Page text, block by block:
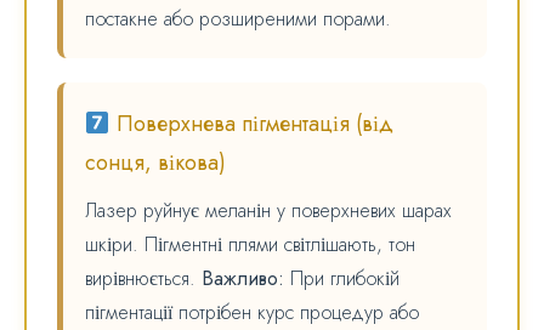
постакне або розширеними порами.
Поверхнева пігментація (від
сонця, вікова)
Лазер руйнує меланін у поверхневих шарах
шкіри. Пігментні плями світлішають, тон
вирівнюється. Важливо: При глибокій
пігментації потрібен курс процедур або